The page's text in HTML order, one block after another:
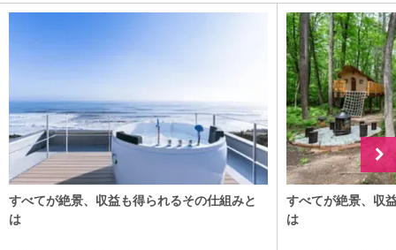
すべてが絶景、収益も得られるその仕組みと
は
すべてが絶景、収
は